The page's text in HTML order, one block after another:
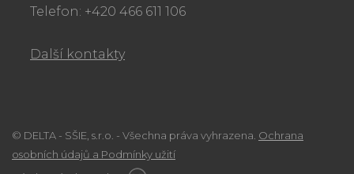
Telefon: +420 466 611 106
Další kontakty
© DELTA - SŠIE, s.r.o. - Všechna práva vyhrazena. Ochrana
osobních údajů a Podmínky užití